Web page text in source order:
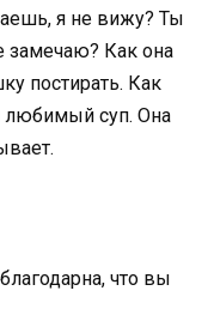
я не вижу? Ты
замечаю? Как она
постирать. Как
любимый суп. Она
что вы